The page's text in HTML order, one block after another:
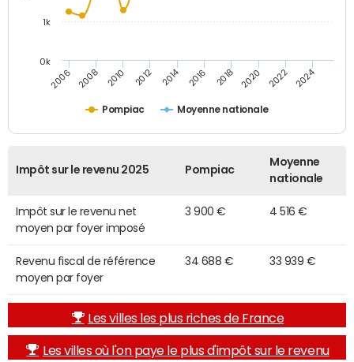
Pompiac Moyenne nationale
2006 2008 2010 2012 2014 2016 2018 2020 2022 2024
0k
1k
Impôt sur le revenu 2025 Pompiac
Moyenne
nationale
Impôt sur le revenu net
moyen par foyer imposé
3 900 € 4 516 €
Revenu fiscal de référence
moyen par foyer
34 688 € 33 939 €
Les villes les plus riches de France
Les villes où l'on paye le plus d'impôt sur le revenu